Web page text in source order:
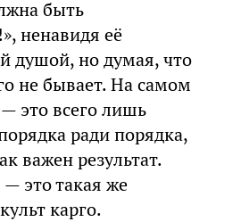
быть
ненавидя её
душой, но думая, что
не бывает. На самом
это всего лишь
ради порядка,
важен результат.
это такая же
карго.